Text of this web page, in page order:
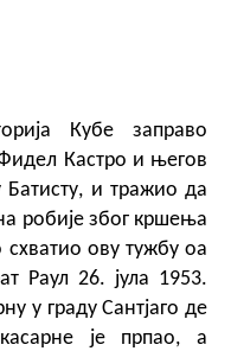
Кубе заправо
Кастро и његов
Батисту, и тражио да
робије због кршења
ову тужбу оа
Раул 26. јула 1953.
у граду Сантјаго де
је прпао, а